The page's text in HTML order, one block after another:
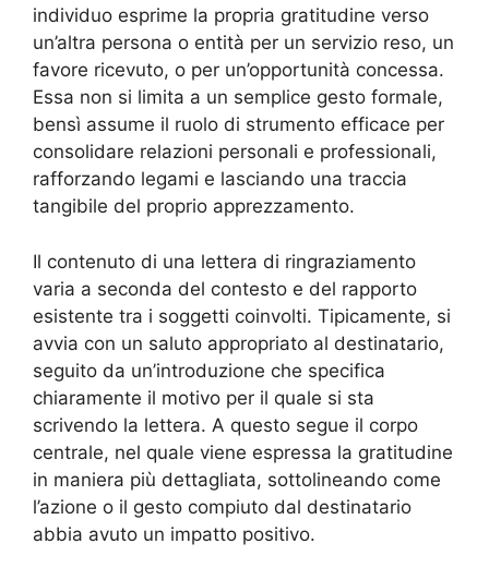
individuo esprime la propria gratitudine verso
un’altra persona o entità per un servizio reso, un
favore ricevuto, o per un’opportunità concessa.
Essa non si limita a un semplice gesto formale,
bensì assume il ruolo di strumento efficace per
consolidare relazioni personali e professionali,
rafforzando legami e lasciando una traccia
tangibile del proprio apprezzamento.
Il contenuto di una lettera di ringraziamento
varia a seconda del contesto e del rapporto
esistente tra i soggetti coinvolti. Tipicamente, si
avvia con un saluto appropriato al destinatario,
seguito da un’introduzione che specifica
chiaramente il motivo per il quale si sta
scrivendo la lettera. A questo segue il corpo
centrale, nel quale viene espressa la gratitudine
in maniera più dettagliata, sottolineando come
l’azione o il gesto compiuto dal destinatario
abbia avuto un impatto positivo.